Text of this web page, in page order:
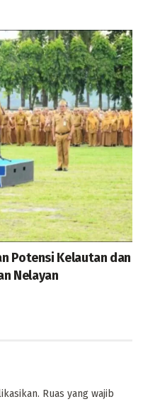
Potensi Kelautan dan
Nelayan
Ruas yang wajib